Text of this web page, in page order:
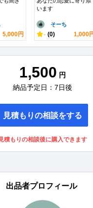
5,000円
います
そーち
- (0) 1,000
1,500 円
納品予定日：7日後
見積もりの相談をする
積もりの相談後に購入できます
出品者プロフィール